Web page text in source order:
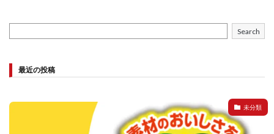
Search
最近の投稿
未分類